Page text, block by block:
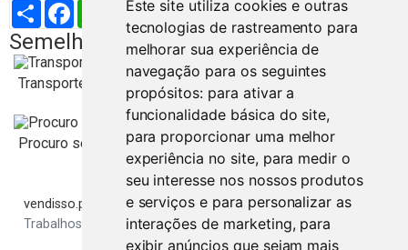
Este site utiliza cookies e outras
tecnologias de rastreamento para
melhorar sua experiência de
navegação para os seguintes
propósitos: para ativar a
funcionalidade básica do site,
para proporcionar uma melhor
experiência no site, para medir o
seu interesse nos nossos produtos
e serviços e para personalizar as
interações de marketing, para
exibir anúncios que sejam mais
PartilharFacebookWhatsApp
X LinkedInTelegramPinterest
Email
Semelhantes na mesma região
Transportes Mudanças Transport Changes Takes It...
Santarém
Procuro senhora ou menina
vendisso.pt Resultados
Serviços
Trabalhos de Estatística ou no Excel